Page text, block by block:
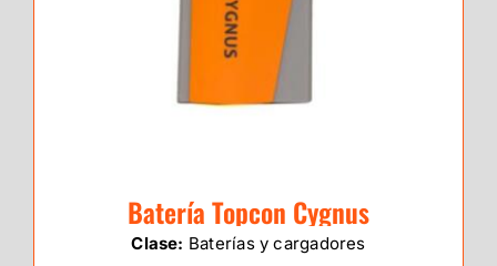
Batería Topcon Cygnus
Clase: Baterías y cargadores